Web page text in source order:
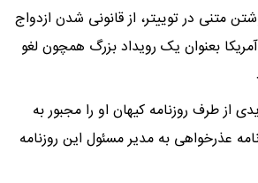
با نوشتن متنی در توییتر، از قانونی شدن ازدواج
بعنوان یک رویداد بزرگ همچون لغو
از طرف روزنامه کیهان او را مجبور به
عذرخواهی به مدیر مسئول این روزنامه